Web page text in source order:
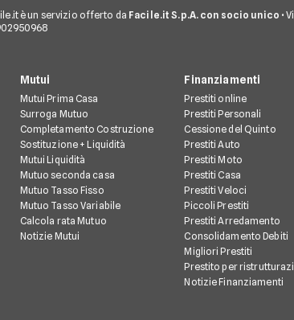
è un servizio offerto da Facile.it S.p.A. con socio unico •
Mutui
Mutui Prima Casa
Surroga Mutuo
Completamento Costruzione
Sostituzione + Liquidità
Mutui Liquidità
Mutuo seconda casa
Mutuo Tasso Fisso
Mutuo Tasso Variabile
Calcola rata Mutuo
Notizie Mutui
Finanziamenti
Prestiti online
Prestiti Personali
Cessione del Quinto
Prestiti Auto
Prestiti Moto
Prestiti Casa
Prestiti Veloci
Piccoli Prestiti
Prestiti Arredamento
Consolidamento Debiti
Migliori Prestiti
Prestito per
Notizie Finanziamenti